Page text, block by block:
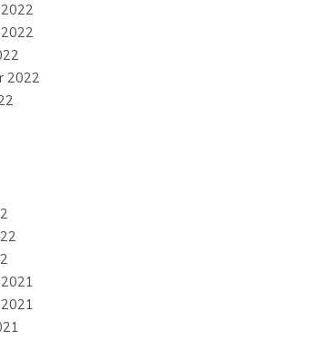
2022